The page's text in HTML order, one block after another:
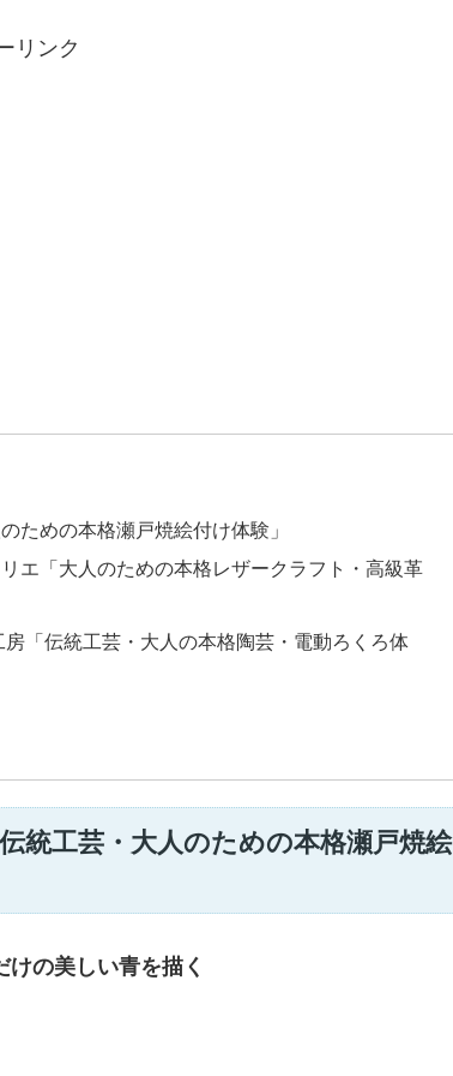
リンク
ための本格瀬戸焼絵付け体験」
エ「大人のための本格レザークラフト・高級革
「伝統工芸・大人の本格陶芸・電動ろくろ体
統工芸・大人のための本格瀬戸焼絵
の美しい青を描く